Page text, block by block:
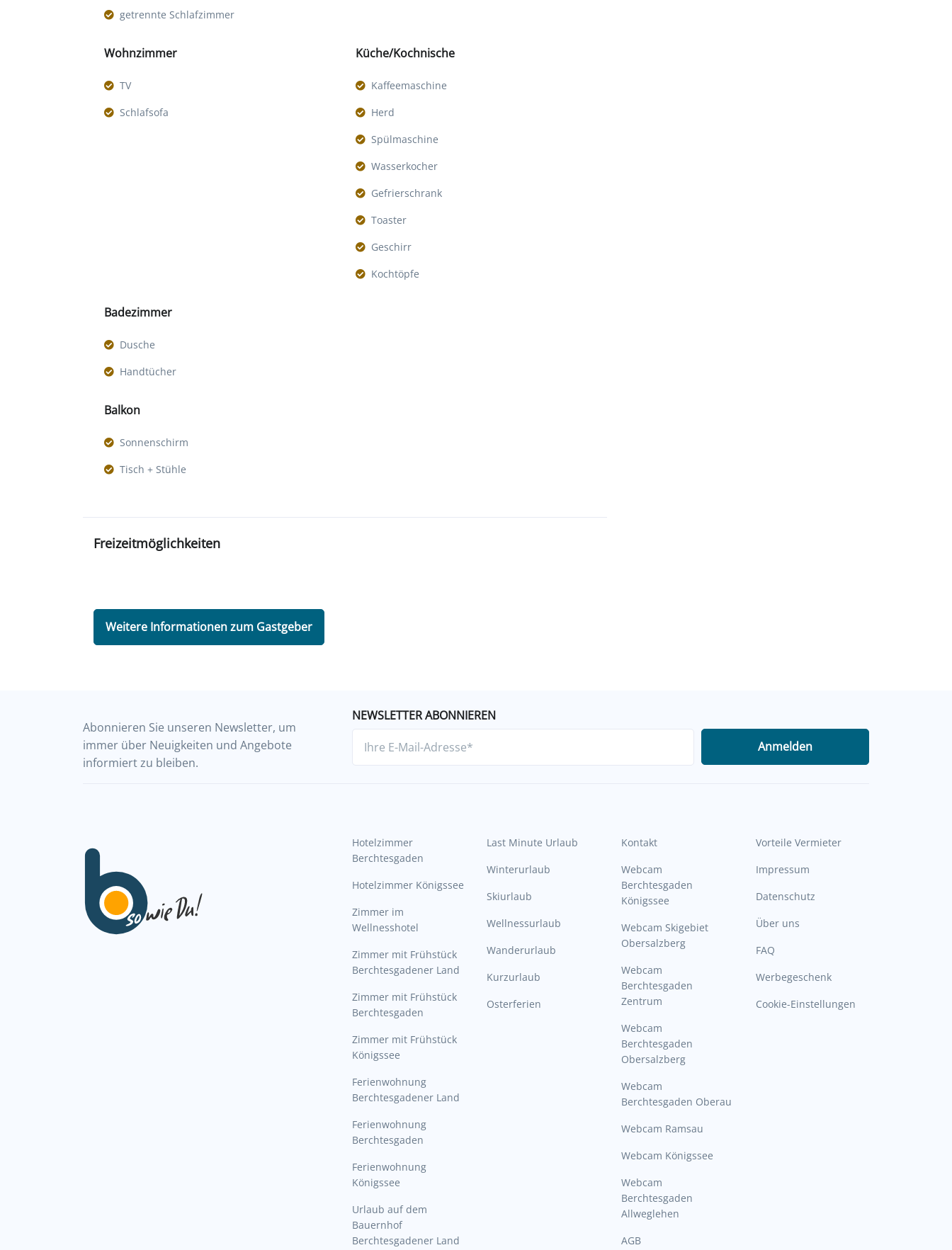
getrennte Schlafzimmer
Wohnzimmer
TV
Schlafsofa
Küche/Kochnische
Kaffeemaschine
Herd
Spülmaschine
Wasserkocher
Gefrierschrank
Toaster
Geschirr
Kochtöpfe
Badezimmer
Dusche
Handtücher
Balkon
Sonnenschirm
Tisch + Stühle
Freizeitmöglichkeiten
Weitere Informationen zum Gastgeber
Abonnieren Sie unseren Newsletter, um
immer über Neuigkeiten und Angebote
informiert zu bleiben.
NEWSLETTER ABONNIEREN
Anmelden
Hotelzimmer
Berchtesgaden
Hotelzimmer Königssee
Zimmer im
Wellnesshotel
Zimmer mit Frühstück
Berchtesgadener Land
Zimmer mit Frühstück
Berchtesgaden
Zimmer mit Frühstück
Königssee
Ferienwohnung
Berchtesgadener Land
Ferienwohnung
Berchtesgaden
Ferienwohnung
Königssee
Urlaub auf dem
Bauernhof
Berchtesgadener Land
Last Minute Urlaub
Winterurlaub
Skiurlaub
Wellnessurlaub
Wanderurlaub
Kurzurlaub
Osterferien
Kontakt
Webcam
Berchtesgaden
Königssee
Webcam Skigebiet
Obersalzberg
Webcam
Berchtesgaden
Zentrum
Webcam
Berchtesgaden
Obersalzberg
Webcam
Berchtesgaden Oberau
Webcam Ramsau
Webcam Königssee
Webcam
Berchtesgaden
Allweglehen
AGB
Vorteile Vermieter
Impressum
Datenschutz
Über uns
FAQ
Werbegeschenk
Cookie-Einstellungen